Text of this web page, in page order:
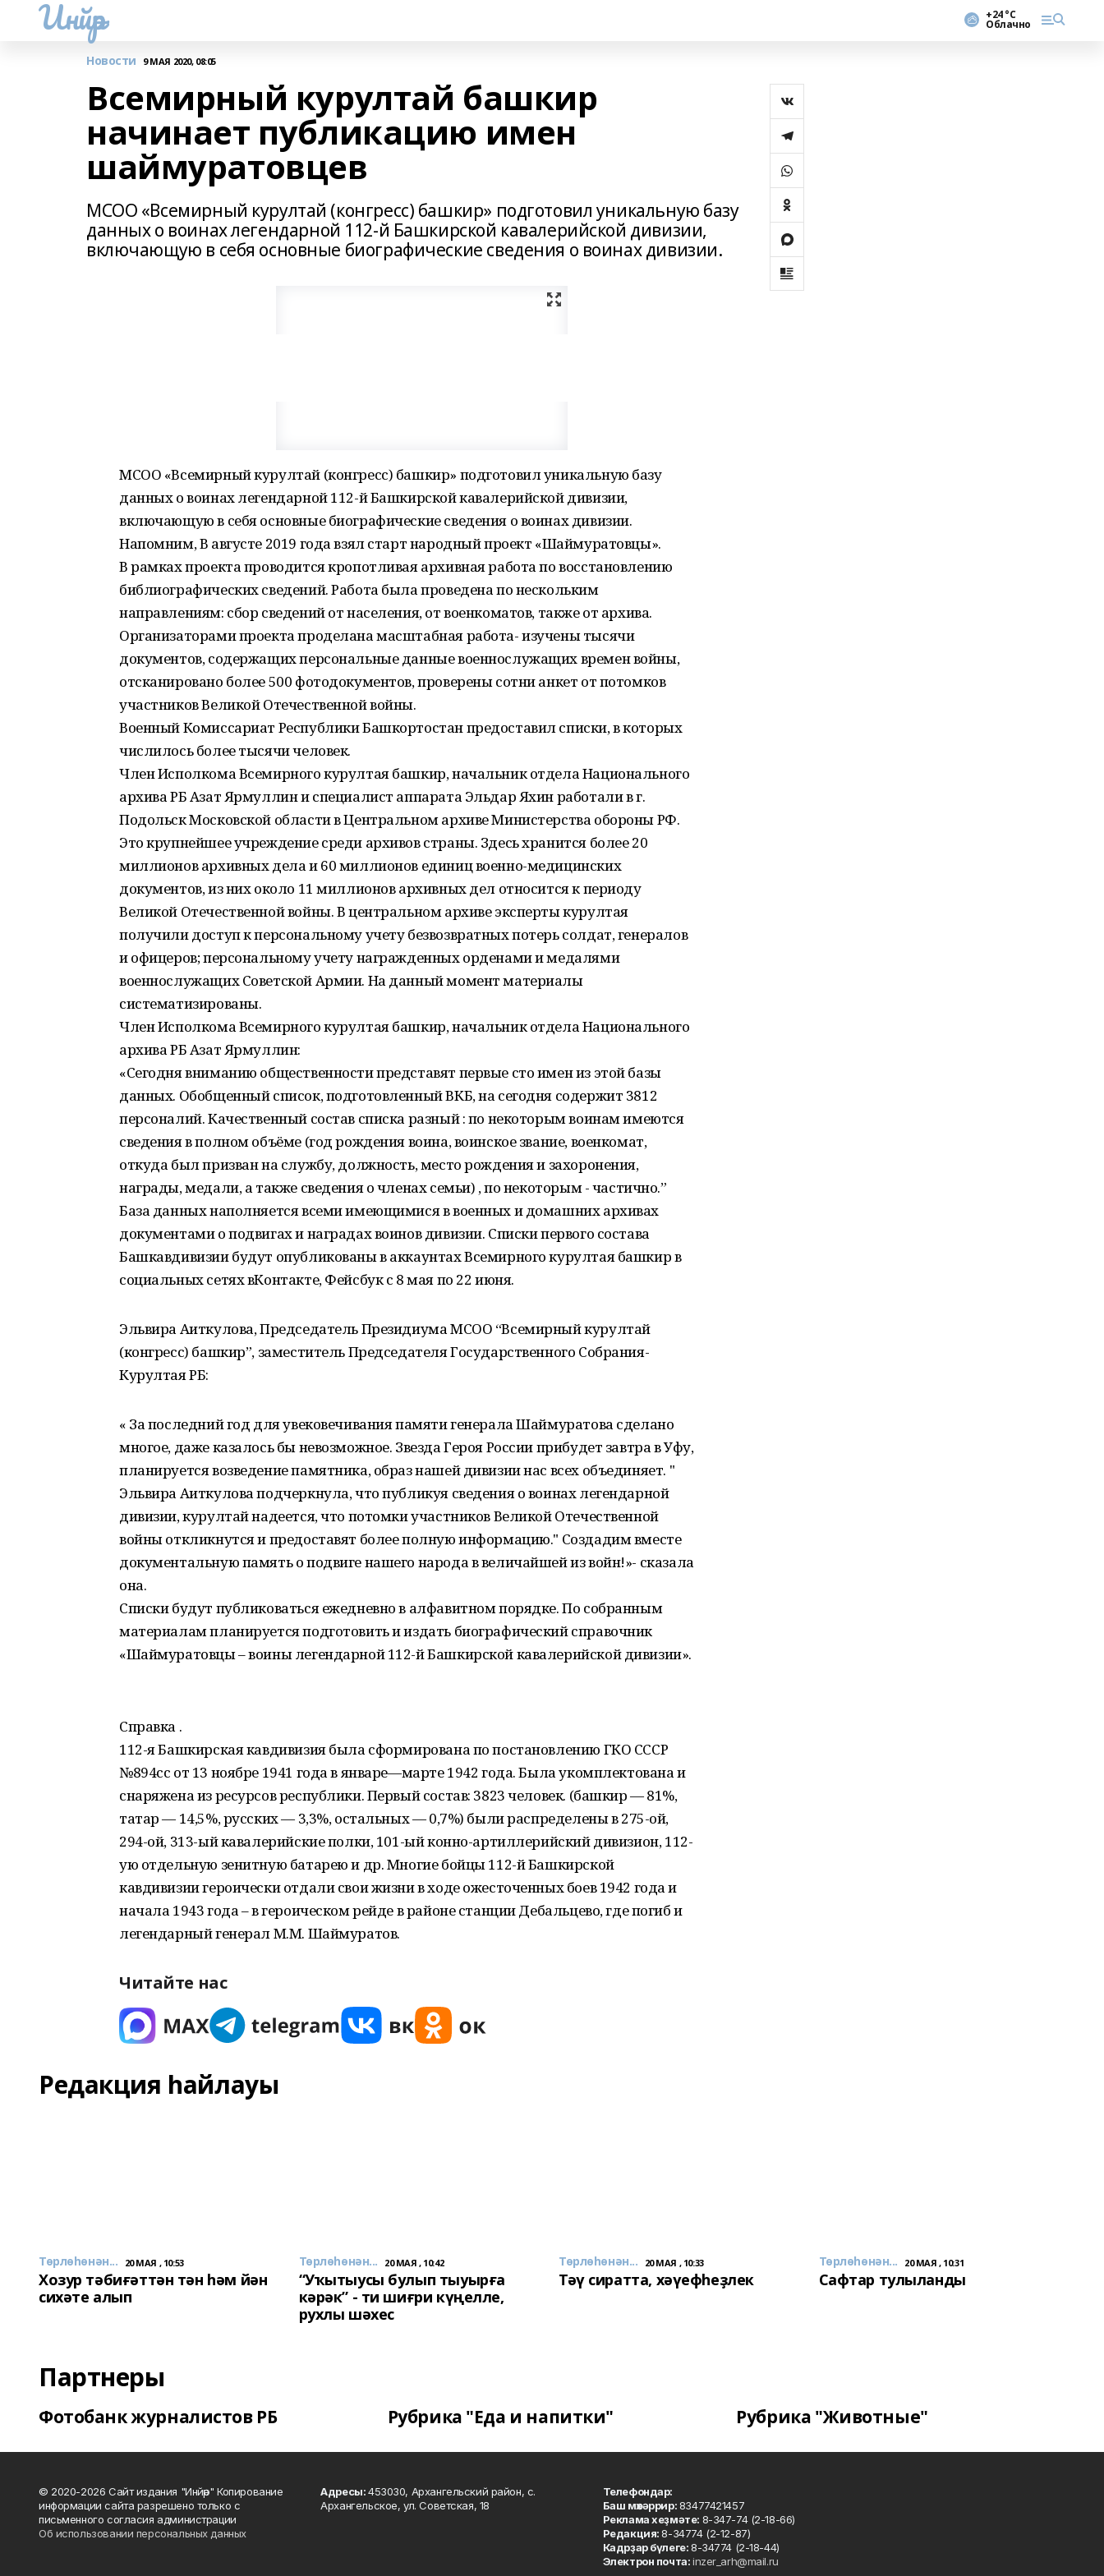
Инйәр +24 °С
Облачно
Новости 9 МАЯ 2020, 08:05
Всемирный курултай башкир
начинает публикацию имен
шаймуратовцев
МСОО «Всемирный курултай (конгресс) башкир» подготовил уникальную базу
данных о воинах легендарной 112-й Башкирской кавалерийской дивизии,
включающую в себя основные биографические сведения о воинах дивизии.
МСОО «Всемирный курултай (конгресс) башкир» подготовил уникальную базу
данных о воинах легендарной 112-й Башкирской кавалерийской дивизии,
включающую в себя основные биографические сведения о воинах дивизии.
Напомним, В августе 2019 года взял старт народный проект «Шаймуратовцы».
В рамках проекта проводится кропотливая архивная работа по восстановлению
библиографических сведений. Работа была проведена по нескольким
направлениям: сбор сведений от населения, от военкоматов, также от архива.
Организаторами проекта проделана масштабная работа- изучены тысячи
документов, содержащих персональные данные военнослужащих времен войны,
отсканировано более 500 фотодокументов, проверены сотни анкет от потомков
участников Великой Отечественной войны.
Военный Комиссариат Республики Башкортостан предоставил списки, в которых
числилось более тысячи человек.
Член Исполкома Всемирного курултая башкир, начальник отдела Национального
архива РБ Азат Ярмуллин и специалист аппарата Эльдар Яхин работали в г.
Подольск Московской области в Центральном архиве Министерства обороны РФ.
Это крупнейшее учреждение среди архивов страны. Здесь хранится более 20
миллионов архивных дела и 60 миллионов единиц военно-медицинских
документов, из них около 11 миллионов архивных дел относится к периоду
Великой Отечественной войны. В центральном архиве эксперты курултая
получили доступ к персональному учету безвозвратных потерь солдат, генералов
и офицеров; персональному учету награжденных орденами и медалями
военнослужащих Советской Армии. На данный момент материалы
систематизированы.
Член Исполкома Всемирного курултая башкир, начальник отдела Национального
архива РБ Азат Ярмуллин:
«Сегодня вниманию общественности представят первые сто имен из этой базы
данных. Обобщенный список, подготовленный ВКБ, на сегодня содержит 3812
персоналий. Качественный состав списка разный : по некоторым воинам имеются
сведения в полном объёме (год рождения воина, воинское звание, военкомат,
откуда был призван на службу, должность, место рождения и захоронения,
награды, медали, а также сведения о членах семьи) , по некоторым - частично.”
База данных наполняется всеми имеющимися в военных и домашних архивах
документами о подвигах и наградах воинов дивизии. Списки первого состава
Башкавдивизии будут опубликованы в аккаунтах Всемирного курултая башкир в
социальных сетях вКонтакте, Фейсбук с 8 мая по 22 июня.
Эльвира Аиткулова, Председатель Президиума МСОО “Всемирный курултай
(конгресс) башкир”, заместитель Председателя Государственного Собрания-
Курултая РБ:
« За последний год для увековечивания памяти генерала Шаймуратова сделано
многое, даже казалось бы невозможное. Звезда Героя России прибудет завтра в Уфу,
планируется возведение памятника, образ нашей дивизии нас всех объединяет. "
Эльвира Аиткулова подчеркнула, что публикуя сведения о воинах легендарной
дивизии, курултай надеется, что потомки участников Великой Отечественной
войны откликнутся и предоставят более полную информацию." Создадим вместе
документальную память о подвиге нашего народа в величайшей из войн!»- сказала
она.
Списки будут публиковаться ежедневно в алфавитном порядке. По собранным
материалам планируется подготовить и издать биографический справочник
«Шаймуратовцы – воины легендарной 112-й Башкирской кавалерийской дивизии».
Справка .
112-я Башкирская кавдивизия была сформирована по постановлению ГКО СССР
№894сс от 13 ноябре 1941 года в январе—марте 1942 года. Была укомплектована и
снаряжена из ресурсов республики. Первый состав: 3823 человек. (башкир — 81%,
татар — 14,5%, русских — 3,3%, остальных — 0,7%) были распределены в 275-ой,
294-ой, 313-ый кавалерийские полки, 101-ый конно-артиллерийский дивизион, 112-
ую отдельную зенитную батарею и др. Многие бойцы 112-й Башкирской
кавдивизии героически отдали свои жизни в ходе ожесточенных боев 1942 года и
начала 1943 года – в героическом рейде в районе станции Дебальцево, где погиб и
легендарный генерал М.М. Шаймуратов.
Читайте нас
Редакция һайлауы
Төрлөһөнән... 20 МАЯ , 10:53
Хозур тәбиғәттән тән һәм йән
сихәте алып
Төрлөһөнән... 20 МАЯ , 10:42
“Уҡытыусы булып тыуырға
кәрәк” - ти шиғри күңелле,
рухлы шәхес
Төрлөһөнән... 20 МАЯ , 10:33
Тәү сиратта, хәүефһеҙлек
Төрлөһөнән... 20 МАЯ , 10:31
Сафтар тулыланды
Партнеры
Фотобанк журналистов РБ Рубрика "Еда и напитки" Рубрика "Животные"
© 2020-2026 Сайт издания "Инйәр" Копирование
информации сайта разрешено только с
письменного согласия администрации
Об использовании персональных данных
Адресы:453030, Архангельский район, с.
Архангельское, ул. Советская, 18
Телефондар:
Баш мөхәррир:83477421457
Реклама хеҙмәте: 8-347-74 (2-18-66)
Редакция:8-34774 (2-12-87)
Кадрҙар бүлеге:8-34774 (2-18-44)
Электрон почта:inzer_arh@mail.ru